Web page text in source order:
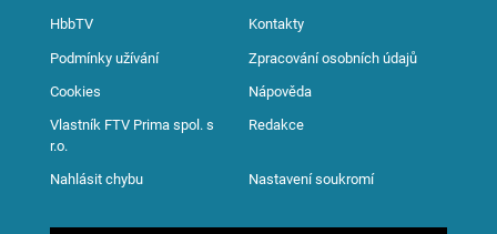
HbbTV Kontakty
Podmínky užívání Zpracování osobních údajů
Cookies Nápověda
Vlastník FTV Prima spol. s
r.o.
Redakce
Nahlásit chybu Nastavení soukromí